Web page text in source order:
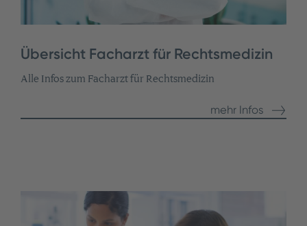
Übersicht Facharzt für Rechtsmedizin
Alle Infos zum Facharzt für Rechtsmedizin
mehr Infos